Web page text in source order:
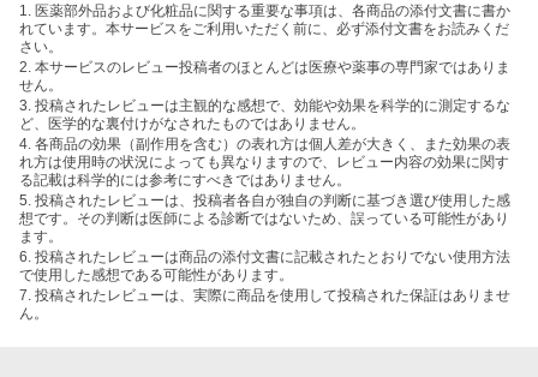
1. 医薬部外品および化粧品に関する重要な事項は、各商品の添付文書に書か
れています。本サービスをご利用いただく前に、必ず添付文書をお読みくだ
さい。
2. 本サービスのレビュー投稿者のほとんどは医療や薬事の専門家ではありま
せん。
3. 投稿されたレビューは主観的な感想で、効能や効果を科学的に測定するな
ど、医学的な裏付けがなされたものではありません。
4. 各商品の効果（副作用を含む）の表れ方は個人差が大きく、また効果の表
れ方は使用時の状況によっても異なりますので、レビュー内容の効果に関す
る記載は科学的には参考にすべきではありません。
5. 投稿されたレビューは、投稿者各自が独自の判断に基づき選び使用した感
想です。その判断は医師による診断ではないため、誤っている可能性があり
ます。
6. 投稿されたレビューは商品の添付文書に記載されたとおりでない使用方法
で使用した感想である可能性があります。
7. 投稿されたレビューは、実際に商品を使用して投稿された保証はありませ
ん。